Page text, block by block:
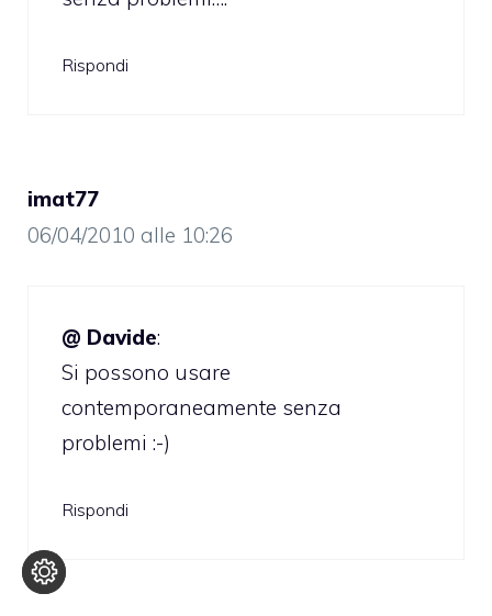
Rispondi
imat77
06/04/2010 alle 10:26
@ Davide:
Si possono usare
contemporaneamente senza
problemi :-)
Rispondi